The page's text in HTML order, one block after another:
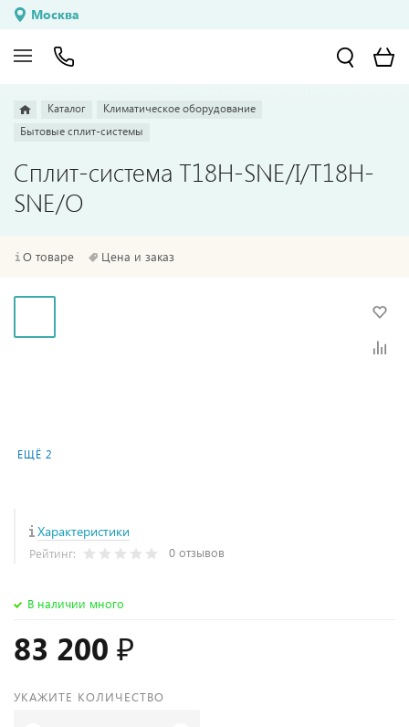
Москва
Каталог
Климатическое оборудование
Бытовые сплит-системы
Сплит-система T18H-SNE/I/T18H-
SNE/O
О товаре Цена и заказ
ЕЩЁ 2
Характеристики
Рейтинг: 0 отзывов
В наличии много
83 200 ₽
УКАЖИТЕ КОЛИЧЕСТВО